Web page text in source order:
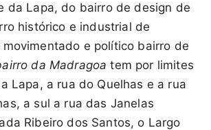
da Lapa, do bairro de design de
histórico e industrial de
e político bairro de
da Madragoa tem por limites
Lapa, a rua do Quelhas e a rua
a sul a rua das Janelas
Ribeiro dos Santos, o Largo